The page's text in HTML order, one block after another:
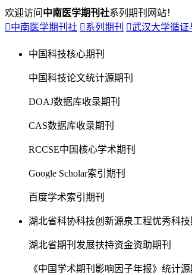
欢迎访问 中南医学期刊社系列期刊网站！
中南医学期刊社 系列期刊 武汉大学循证
中国科技核心期刊
中国科技论文统计源期刊
DOAJ数据库收录期刊
CAS数据库收录期刊
RCCSE中国核心学术期刊
Google Scholar索引期刊
百度学术索引期刊
湖北省科协科技创新源泉工程优秀科技
湖北省期刊发展扶持资金资助期刊
《中国学术期刊影响因子年报》统计源